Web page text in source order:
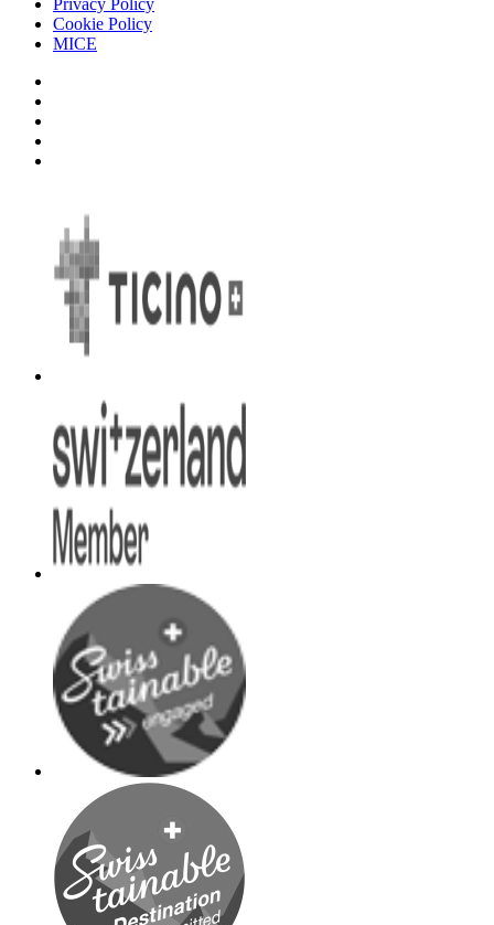
Cookie Policy
MICE